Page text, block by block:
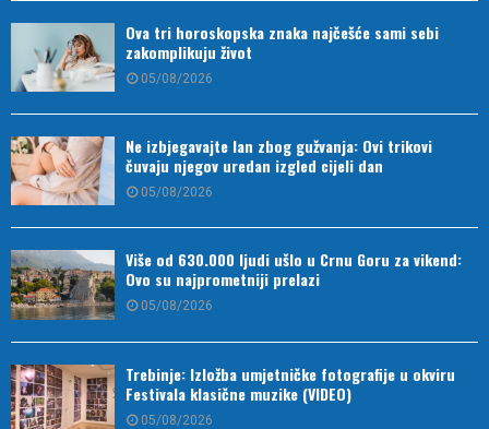
Ova tri horoskopska znaka najčešće sami sebi
zakomplikuju život
05/08/2026
Ne izbjegavajte lan zbog gužvanja: Ovi trikovi
čuvaju njegov uredan izgled cijeli dan
05/08/2026
Više od 630.000 ljudi ušlo u Crnu Goru za vikend:
Ovo su najprometniji prelazi
05/08/2026
Trebinje: Izložba umjetničke fotografije u okviru
Festivala klasične muzike (VIDEO)
05/08/2026